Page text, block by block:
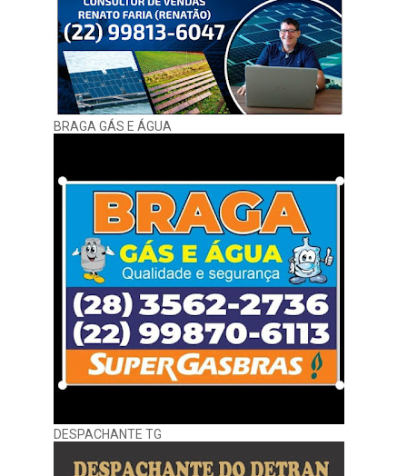
BRAGA GÁS E ÁGUA
DESPACHANTE TG